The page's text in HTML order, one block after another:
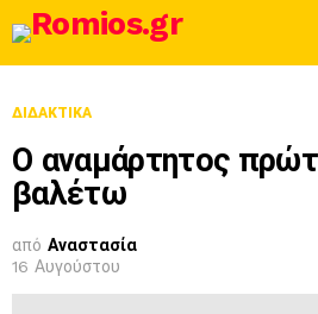
ΔΙΔΑΚΤΙΚΆ
Ο αναμάρτητος
βαλέτω
από Αναστασία
16 Αυγούστου